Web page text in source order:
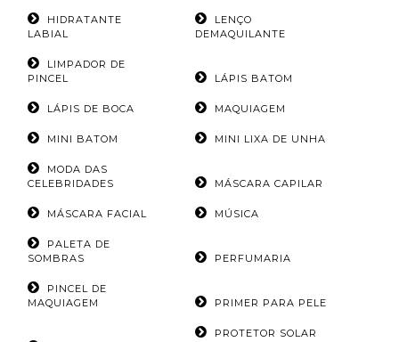
HIDRATANTE
LABIAL
LENÇO
DEMAQUILANTE
LIMPADOR DE
PINCEL
LÁPIS BATOM
LÁPIS DE BOCA MAQUIAGEM
MINI BATOM MINI LIXA DE UNHA
MODA DAS
CELEBRIDADES
MÁSCARA CAPILAR
MÁSCARA FACIAL MÚSICA
PALETA DE
SOMBRAS
PERFUMARIA
PINCEL DE
MAQUIAGEM
PRIMER PARA PELE
PROTETOR SOLAR